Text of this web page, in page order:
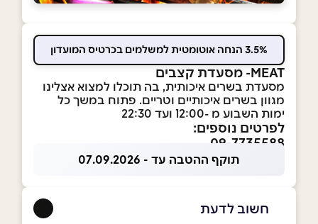
3.5% הנחה אוטומטית למשלמים בכרטיס המועדון
MEAT- מסעדת קצבים
מסעדת בשרים איכותית, בה תוכלו למצוא אצלינו
מגוון בשרים איכותיים וטריים. פתוח במשך כל
ימות השבוע מ -12:00 ועד 22:30
לפרטים נוספים:
09-7735588
תוקף ההטבה עד - 07.09.2026
חשוב לדעת